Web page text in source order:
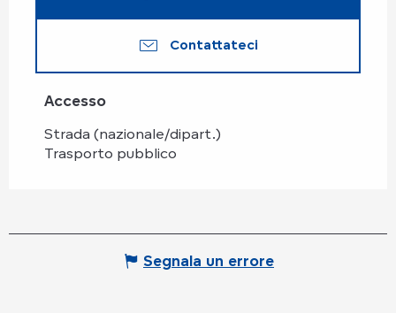
Contattateci
Accesso
Accesso
Strada (nazionale/dipart.)
Trasporto pubblico
Segnala un errore